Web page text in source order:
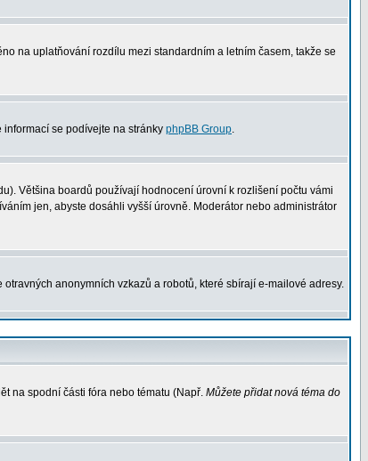
na uplatňování rozdílu mezi standardním a letním časem, takže se
se podívejte na stránky phpBB Group.
Většina boardů používají hodnocení úrovní k rozlišení počtu vámi
jen, abyste dosáhli vyšší úrovně. Moderátor nebo administrátor
anonymních vzkazů a robotů, které sbírají e-mailové adresy.
na spodní části fóra nebo tématu (Např. Můžete přidat nová téma do